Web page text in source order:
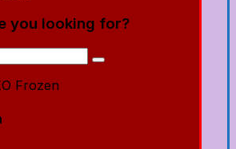
you looking for?